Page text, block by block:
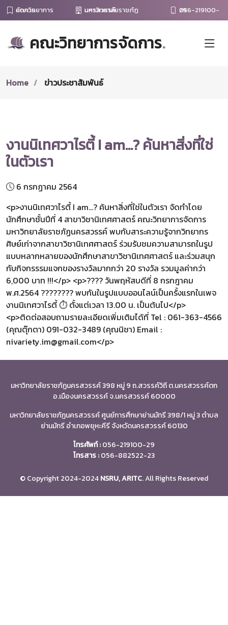
คณะวิทยาการจัดการ มหาวิทยาลัยราชภัฏนครสวรรค์ 056-219100-29
คณะวิทยาการจัดการ.
Home ข่าวประชาสัมพันธ์
งานนิเทศวาไรตี้ I am...? ค้นหาสิ่งที่ใช่
ในตัวเรา
6 กรกฏาคม 2564
<p>งานนิเทศวาไรตี้ I am...? ค้นหาสิ่งที่ใช่ในตัวเรา จัดทำโดย
นักศึกษาชั้นปีที่ 4 สาขาวิชานิเทศศาสตร์ คณะวิทยาการจัดการ
มหาวิทยาลัยราชภัฏนครสวรรค์ พบกับสาระความรู้จากวิทยากร
ศิษย์เก่าจากสาขาวิชานิเทศศาสตร์ ร่วมรับชมความสามารถในรูป
แบบหลากหลายของนักศึกษาสาขาวิชานิเทศศาสตร์ และร่วมสนุก
กับกิจกรรรมแจกของรางวัลมากกว่า 20 รางวัล รวมมูลค่ากว่า
6,000 บาท !!!</p> <p>???? วันพฤหัสบดีที่ 8 กรกฎาคม
พ.ศ.2564 ???????? พบกันในรูปแบบออนไลน์เป็นครั้งแรกในเพจ
งานนิเทศวาไรตี้ ⏱ ตั้งแต่เวลา 13.00 น. เป็นต้นไป</p>
<p>ติดต่อสอบถามรายละเอียดเพิ่มเติมได้ที่ Tel : 061-363-4566
(คุณตุ๊กตา) 091-032-3489 (คุณนิชา) Email :
nivariety.im@gmail.com</p>
มหาวิทยาลัยราชภัฏนครสวรรค์ 398 หมู่ 9 ถ.สวรรค์วิถี ต.นครสวรรค์ตก
อ.เมืองนครสวรรค์ จ.นครสวรรค์ 60000
มหาวิทยาลัยราชภัฏนครสวรรค์ ศูนย์การศึกษาย่านมัทรี 398/1 หมู่ 3 ตำบล
ย่านมัทรี อำเภอพยุหะคีรี จังหวัดนครสวรรค์ 60130
โทรศัพท์ :056-219100-29
โทรสาร :056-882522-23
© Copyright 2024-2024NSRU, ARITC. All Rights Reserved